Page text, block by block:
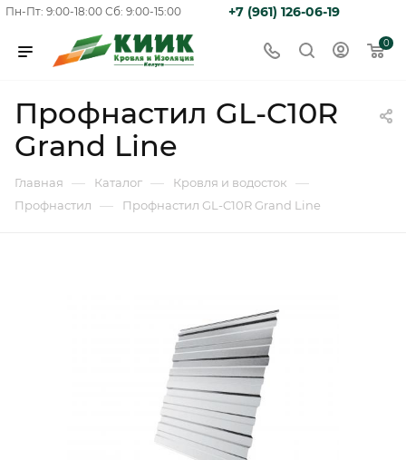
Пн-Пт: 9:00-18:00 Сб: 9:00-15:00 +7 (961) 126-06-19
0
Профнастил GL-C10R
Grand Line
Главная — Каталог — Кровля и водосток —
Профнастил — Профнастил GL-C10R Grand Line